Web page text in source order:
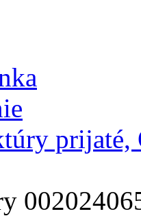
prijaté,